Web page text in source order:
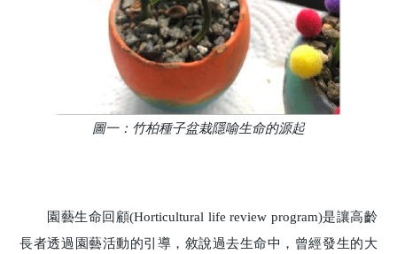
圖一：竹柏種子盆栽隱喻生命的源起
園藝生命回顧(Horticultural life review program)是讓高齡
長者透過園藝活動的引導，敘說過去生命中，曾經發生的大